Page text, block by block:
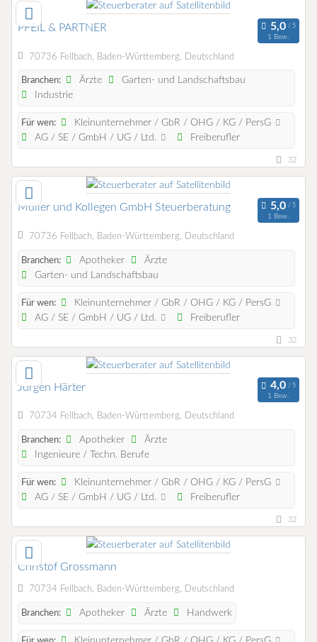
PFEIL & PARTNER
1 Bew.
70736 Fellbach, Baden-Württemberg, Deutschland
Branchen: Ärzte
Garten- und Landschaftsbau
Industrie
Für wen:
Kleinunternehmer / GbR / OHG / KG / PersG
AG / SE / GmbH / UG / Ltd.
Freiberufler
32
Müller und Kollegen GmbH Steuerberatung
1 Bew.
70736 Fellbach, Baden-Württemberg, Deutschland
Branchen: Apotheker
Ärzte
Garten- und Landschaftsbau
Für wen:
Kleinunternehmer / GbR / OHG / KG / PersG
AG / SE / GmbH / UG / Ltd.
Freiberufler
32
Jürgen Härter
1 Bew.
70734 Fellbach, Baden-Württemberg, Deutschland
Branchen: Apotheker
Ärzte
Ingenieure / Techn. Berufe
Für wen:
Kleinunternehmer / GbR / OHG / KG / PersG
AG / SE / GmbH / UG / Ltd.
Freiberufler
32
Christof Grossmann
70734 Fellbach, Baden-Württemberg, Deutschland
Branchen: Apotheker Ärzte Handwerk